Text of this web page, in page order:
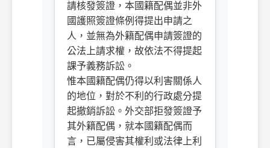
請核發簽證，本國籍配偶並非外
國護照簽證條例得提出申請之
人，並無為外籍配偶申請簽證的
公法上請求權，故依法不得提起
課予義務訴訟。
惟本國籍配偶仍得以利害關係人
的地位，對於不利的行政處分提
起撤銷訴訟。外交部拒發簽證予
其外籍配偶，就本國籍配偶而
言，已屬侵害其權利或法律上利